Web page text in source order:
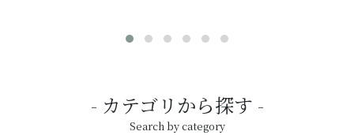
カテゴリから探す
Search by category